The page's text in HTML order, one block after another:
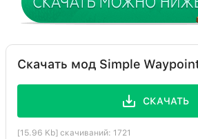
Скачать мод Simple
СКАЧАТЬ
[15.96 Kb] скачиваний: 1721